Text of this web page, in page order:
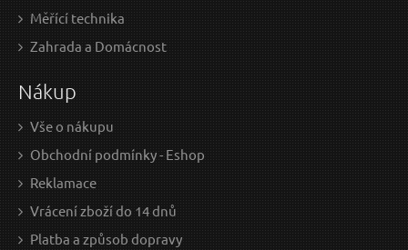
Měřící technika
Zahrada a Domácnost
Nákup
Vše o nákupu
Obchodní podmínky - Eshop
Reklamace
Vrácení zboží do 14 dnů
Platba a způsob dopravy